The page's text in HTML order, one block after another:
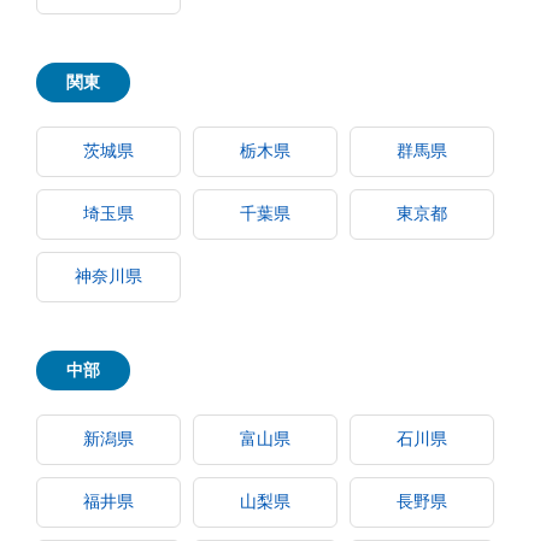
関東
茨城県 栃木県 群馬県
埼玉県 千葉県 東京都
神奈川県
中部
新潟県 富山県 石川県
福井県 山梨県 長野県